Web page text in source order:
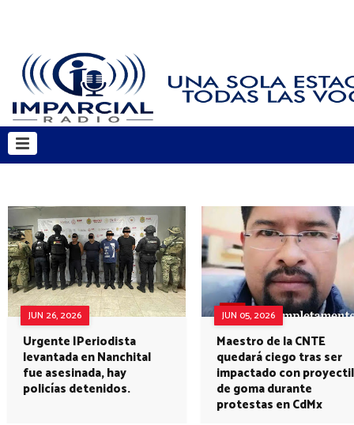
JUN 26, 2026
Urgente |Periodista
levantada en Nanchital
fue asesinada, hay
policías detenidos.
JUN 05, 2026
Maestro de la CNTE
quedará ciego tras ser
impactado con proyectil
de goma durante
protestas en CdMx